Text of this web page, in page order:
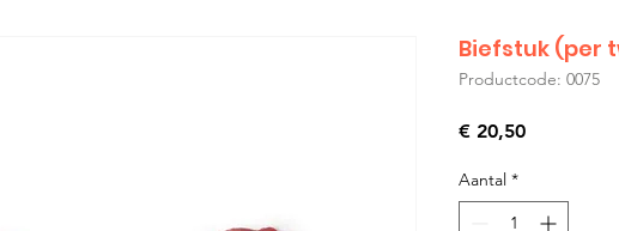
Biefstuk (per
Productcode: 0075
€ 20,50Prijs
Aantal *